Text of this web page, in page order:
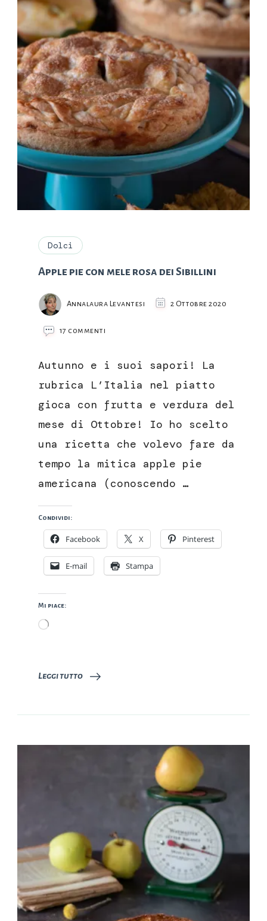
Dolci
Apple pie con mele rosa dei Sibillini
Annalaura Levantesi 2 Ottobre 2020
17 commenti
con
mele
dei
Autunno e i suoi sapori! La
rubrica L’Italia nel piatto
gioca con frutta e verdura del
mese di Ottobre! Io ho scelto
una ricetta che volevo fare da
tempo la mitica apple pie
americana (conoscendo …
Condividi:
Facebook X Pinterest
E-mail Stampa
Mi piace:
Caricamento
Leggi tutto